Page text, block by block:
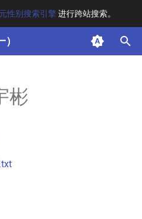
性别搜索引擎进行跨站搜索。
彬